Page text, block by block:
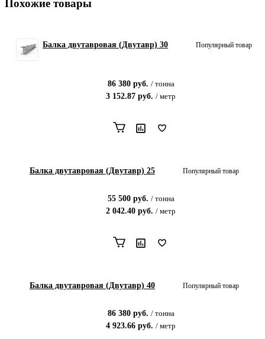
Похожие товары
Балка двутавровая (Двутавр) 30 Популярный товар
86 380руб. / тонна
3 152.87 руб. / метр
Балка двутавровая (Двутавр) 25 Популярный товар
55 500руб. / тонна
2 042.40 руб. / метр
Балка двутавровая (Двутавр) 40 Популярный товар
86 380руб. / тонна
4 923.66 руб. / метр